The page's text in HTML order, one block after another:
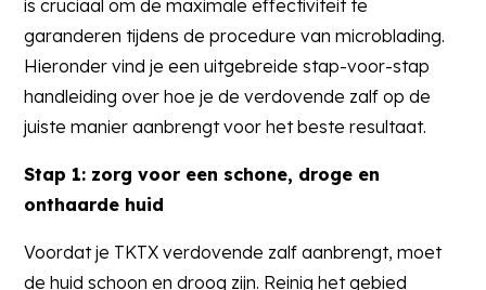
kan
gekozen
worden
op
de
productpagina
is cruciaal om de maximale effectiviteit te
garanderen tijdens de procedure van microblading.
Hieronder vind je een uitgebreide stap-voor-stap
handleiding over hoe je de verdovende zalf op de
juiste manier aanbrengt voor het beste resultaat.
Stap 1: zorg voor een schone, droge en
onthaarde huid
Voordat je TKTX verdovende zalf aanbrengt, moet
de huid schoon en droog zijn. Reinig het gebied